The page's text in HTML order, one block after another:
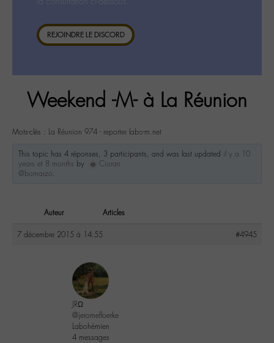
REJOINDRE LE DISCORD
Weekend -M- à La Réunion
Mots-clés : La Réunion 974 - reporter labo-m.net
This topic has 4 réponses, 3 participants, and was last updated il y a 10
years et 8 months by
Cioran
@bomarzo.
Auteur Articles
7 décembre 2015 à 14:55 #4945
JRΩ
@jeromefloerke
Labohémien
4 messages